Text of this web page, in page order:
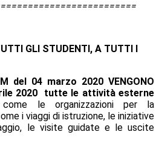
GLI STUDENTI, A TUTTI I
del 04 marzo 2020 VENGONO
2020 tutte le attività esterne
le organizzazioni per la
i viaggi di istruzione, le iniziative
le visite guidate e le uscite